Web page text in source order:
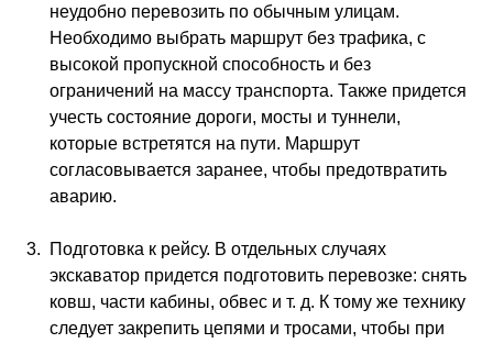
неудобно перевозить по обычным улицам.
Необходимо выбрать маршрут без трафика, с
высокой пропускной способность и без
ограничений на массу транспорта. Также придется
учесть состояние дороги, мосты и туннели,
которые встретятся на пути. Маршрут
согласовывается заранее, чтобы предотвратить
аварию.
Подготовка к рейсу. В отдельных случаях
экскаватор придется подготовить перевозке: снять
ковш, части кабины, обвес и т. д. К тому же технику
следует закрепить цепями и тросами, чтобы при